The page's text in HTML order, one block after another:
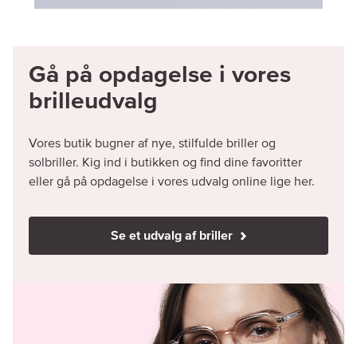
Gå på opdagelse i vores
brilleudvalg
Vores butik bugner af nye, stilfulde briller og
solbriller. Kig ind i butikken og find dine favoritter
eller gå på opdagelse i vores udvalg online lige her.
Se et udvalg af briller